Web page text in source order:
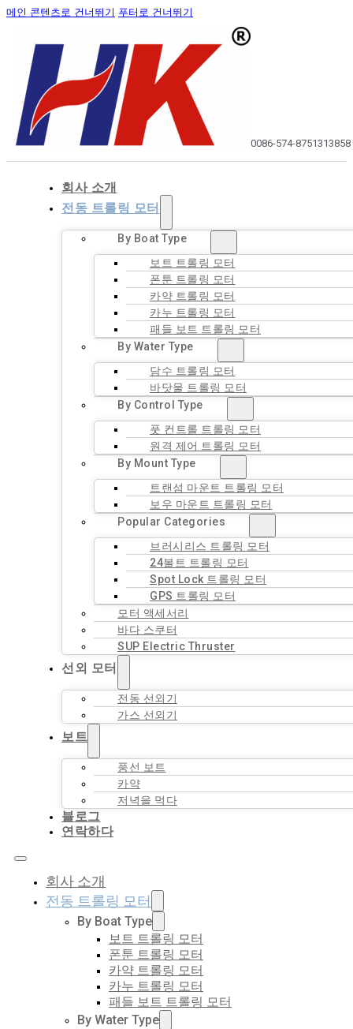
메인 콘텐츠로 건너뛰기 푸터로 건너뛰기
0086-574-87513138
회사 소개
전동 트롤링 모터
By Boat Type
보트 트롤링 모터
폰툰 트롤링 모터
카약 트롤링 모터
카누 트롤링 모터
패들 보트 트롤링 모터
By Water Type
담수 트롤링 모터
바닷물 트롤링 모터
By Control Type
풋 컨트롤 트롤링 모터
원격 제어 트롤링 모터
By Mount Type
트랜섬 마운트 트롤링 모터
보우 마운트 트롤링 모터
Popular Categories
브러시리스 트롤링 모터
24볼트 트롤링 모터
Spot Lock 트롤링 모터
GPS 트롤링 모터
모터 액세서리
바다 스쿠터
SUP Electric Thruster
선외 모터
전동 선외기
가스 선외기
보트
풍선 보트
카약
저녁을 먹다
블로그
연락하다
회사 소개
전동 트롤링 모터
By Boat Type
보트 트롤링 모터
폰툰 트롤링 모터
카약 트롤링 모터
카누 트롤링 모터
패들 보트 트롤링 모터
By Water Type